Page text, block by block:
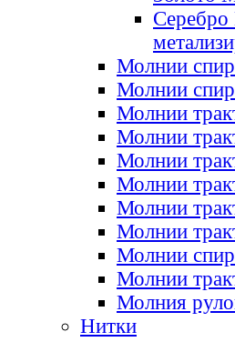
Молнии
Молнии
Молнии
Молнии
Молнии
Молнии
Молнии
Молнии
Молнии
Молнии
Молния
Нитки